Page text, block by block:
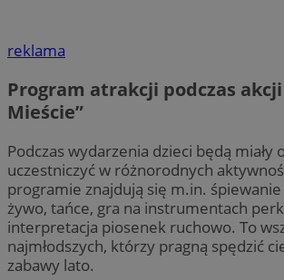
reklama
Program atrakcji podczas
Mieście”
Podczas wydarzenia dzieci będą miały
uczestniczyć w różnorodnych
programie znajdują się m.in.
żywo, tańce, gra na instrumentach
interpretacja piosenek ruchowo. To
najmłodszych, którzy pragną spędzić
zabawy lato.